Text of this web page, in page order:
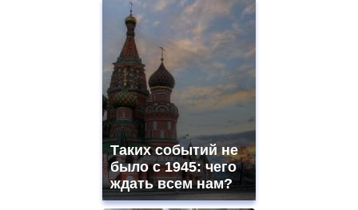
https://gradewatches.to/
Таких событий не
было с 1945: чего
ждать всем нам?